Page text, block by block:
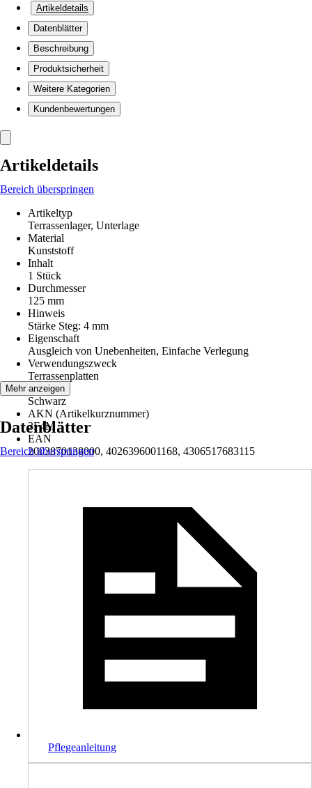
Artikeldetails
Datenblätter
Beschreibung
Produktsicherheit
Weitere Kategorien
Kundenbewertungen
Artikeldetails
Bereich überspringen
Artikeltyp
Terrassenlager, Unterlage
Material
Kunststoff
Inhalt
1 Stück
Durchmesser
125 mm
Hinweis
Stärke Steg: 4 mm
Eigenschaft
Ausgleich von Unebenheiten, Einfache Verlegung
Verwendungszweck
Terrassenplatten
Farbton
Schwarz
AKN (Artikelkurznummer)
3F4M
EAN
2003870138000, 4026396001168, 4306517683115
Mehr anzeigen
Datenblätter
Bereich überspringen
Pflegeanleitung